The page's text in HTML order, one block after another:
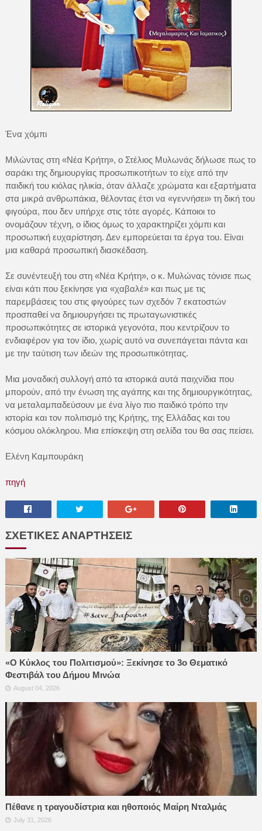
Ένα χόμπι
Μιλώντας στη «Νέα Κρήτη», ο Στέλιος Μυλωνάς δήλωσε πως το
σαράκι της δημιουργίας προσωπικοτήτων το είχε από την
παιδική του κιόλας ηλικία, όταν άλλαζε χρώματα και εξαρτήματα
στα μικρά ανθρωπάκια, θέλοντας έτσι να «γεννήσει» τη δική του
φιγούρα, που δεν υπήρχε στις τότε αγορές. Κάποιοι το
ονομάζουν τέχνη, ο ίδιος όμως το χαρακτηρίζει χόμπι και
προσωπική ευχαρίστηση. Δεν εμπορεύεται τα έργα του. Είναι
μια καθαρά προσωπική διασκέδαση.
Σε συνέντευξή του στη «Νέα Κρήτη», ο κ. Μυλώνας τόνισε πως
είναι κάτι που ξεκίνησε για «χαβαλέ» και πως με τις
παρεμβάσεις του στις φιγούρες των σχεδόν 7 εκατοστών
προσπαθεί να δημιουργήσει τις πρωταγωνιστικές
προσωπικότητες σε ιστορικά γεγονότα, που κεντρίζουν το
ενδιαφέρον για τον ίδιο, χωρίς αυτό να συνεπάγεται πάντα και
με την ταύτιση των ιδεών της προσωπικότητας.
Μια μοναδική συλλογή από τα ιστορικά αυτά παιχνίδια που
μπορούν, από την ένωση της αγάπης και της δημιουργικότητας,
να μεταλαμπαδεύσουν με ένα λίγο πιο παιδικό τρόπο την
ιστορία και τον πολιτισμό της Κρήτης, της Ελλάδας και του
κόσμου ολόκληρου. Μια επίσκεψη στη σελίδα του θα σας πείσει.
Ελένη Καμπουράκη
πηγή
ΣΧΕΤΙΚΕΣ ΑΝΑΡΤΗΣΕΙΣ
«Ο Κύκλος του Πολιτισμού»: Ξεκίνησε το 3ο Θεματικό
Φεστιβάλ του Δήμου Μινώα
August 04, 2026
Πέθανε η τραγουδίστρια και ηθοποιός Μαίρη Νταλμάς
July 31, 2026